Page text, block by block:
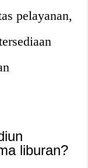
pelayanan,
liburan?